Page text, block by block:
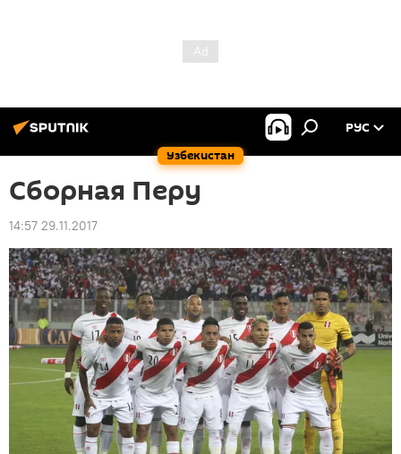
Узбекистан
РУС
Сборная Перу
14:57 29.11.2017